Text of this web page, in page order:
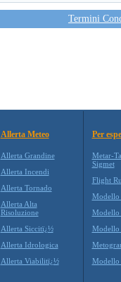
Termini
Allerta Meteo
Allerta Grandine
Allerta Incendi
Allerta Tornado
Allerta Alta
Risoluzione
Allerta Siccitï¿½
Allerta Idrologica
Allerta Viabilitï¿½
Per
Metar-
Sigmet
Flight
Modello
Modello
Modello
Modello